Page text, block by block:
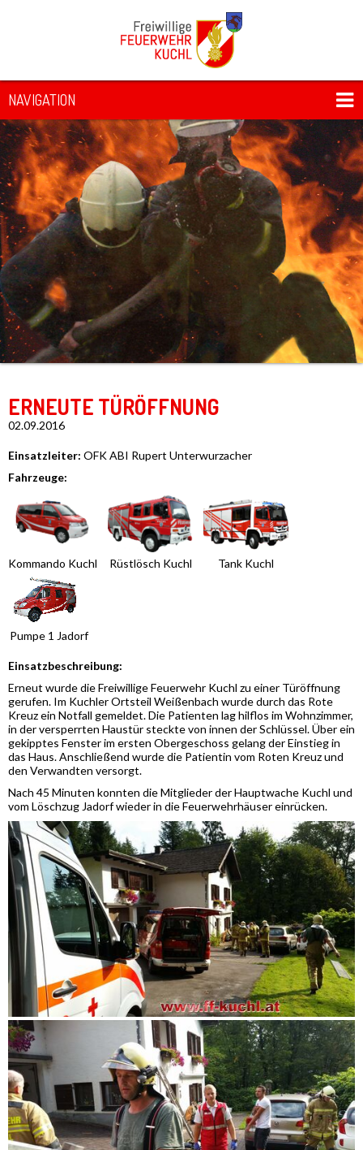
NAVIGATION
ERNEUTE TÜRÖFFNUNG
02.09.2016
Einsatzleiter: OFK ABI Rupert Unterwurzacher
Fahrzeuge:
Kommando Kuchl Rüstlösch Kuchl Tank Kuchl
Pumpe 1 Jadorf
Einsatzbeschreibung:
Erneut wurde die Freiwillige Feuerwehr Kuchl zu einer Türöffnung
gerufen. Im Kuchler Ortsteil Weißenbach wurde durch das Rote
Kreuz ein Notfall gemeldet. Die Patienten lag hilflos im Wohnzimmer,
in der versperrten Haustür steckte von innen der Schlüssel. Über ein
gekipptes Fenster im ersten Obergeschoss gelang der Einstieg in
das Haus. Anschließend wurde die Patientin vom Roten Kreuz und
den Verwandten versorgt.
Nach 45 Minuten konnten die Mitglieder der Hauptwache Kuchl und
vom Löschzug Jadorf wieder in die Feuerwehrhäuser einrücken.